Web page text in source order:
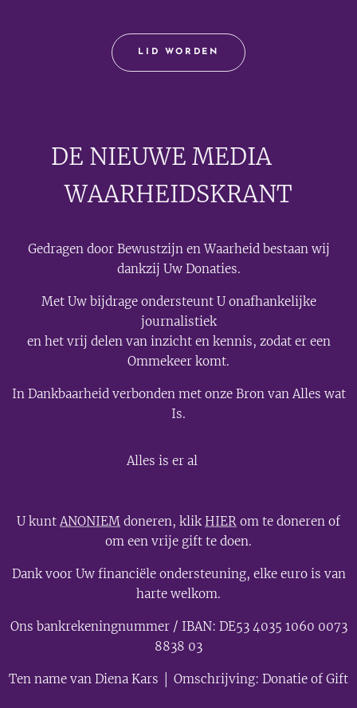
LID WORDEN
DE NIEUWE MEDIA🟣
WAARHEIDSKRANT
Gedragen door Bewustzijn en Waarheid bestaan wij
dankzij Uw Donaties.
Met Uw bijdrage ondersteunt U onafhankelijke
journalistiek
en het vrij delen van inzicht en kennis, zodat er een
Ommekeer komt.
In Dankbaarheid verbonden met onze Bron van Alles wat
Is.
Alles is er al
U kuntANONIEM doneren, klikHIER om te doneren of
om een vrije gift te doen.
Dank voor Uw financiële ondersteuning, elke euro is van
harte welkom.
Ons bankrekeningnummer / IBAN: DE53 4035 1060 0073
8838 03
Ten name van Diena Kars │ Omschrijving: Donatie of Gift